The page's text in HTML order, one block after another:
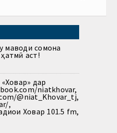
маводи сомона
аст!
дар
niatkhovar,
@niat_Khovar_tj,
,
Ховар 101.5 fm,